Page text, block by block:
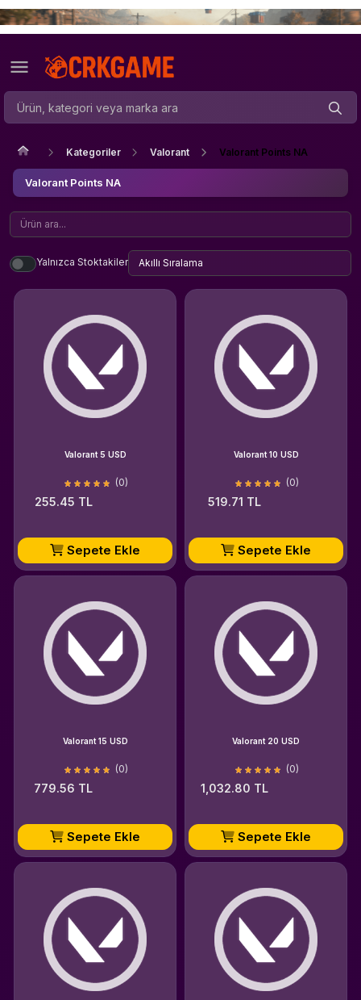
Kategoriler Valorant Valorant Points NA
Valorant Points NA
Yalnızca Stoktakiler
Valorant 5 USD
(0)
255.45 TL
Sepete Ekle
Valorant 10 USD
(0)
519.71 TL
Sepete Ekle
Valorant 15 USD
(0)
779.56 TL
Sepete Ekle
Valorant 20 USD
(0)
1,032.80 TL
Sepete Ekle